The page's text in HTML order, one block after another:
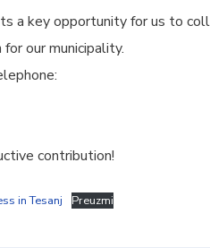
a key opportunity for us to
our municipality.
contribution!
in Tesanj Preuzmi